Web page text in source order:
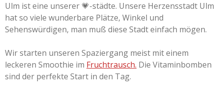
Ulm ist eine unserer 💗-städte. Unsere Herzensstadt Ulm
hat so viele wunderbare Plätze, Winkel und
Sehenswürdigen, man muß diese Stadt einfach mögen.
Wir starten unseren Spaziergang meist mit einem
leckeren Smoothie im Fruchtrausch. Die Vitaminbomben
sind der perfekte Start in den Tag.